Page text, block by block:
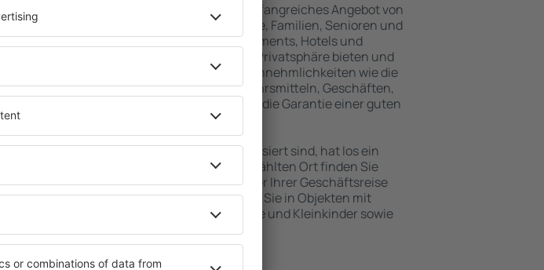
Die Unterkünfte in Ios umfassen ein umfangreiches Angebot von
vielen Objekten für Alleinreisende, Paare, Familien, Senioren und
Gruppen. Die Besucher können in Apartments, Hotels und
Pensionen übernachten, die maximale Privatsphäre bieten und
sich im Zentrum von Ios befinden. Die Annehmlichkeiten wie die
Nähe zu Mietwagen, öffentlichen Verkehrsmitteln, Geschäften,
Service- und Freizeiteinrichtungen sind die Garantie einer guten
Wenn Sie an Luxusunterkünften interessiert sind, hat Ios ein
breites Angebot für Sie. An dem ausgewählten Ort finden Sie
alles, was Sie während Ihres Urlaubs oder Ihrer Geschäftsreise
benötigen. Die Unterkunft in Ios buchen Sie in Objekten mit
Einrichtungen für Behinderte, Säuglinge und Kleinkinder sowie
für Reisende zusammen mit Haustieren.